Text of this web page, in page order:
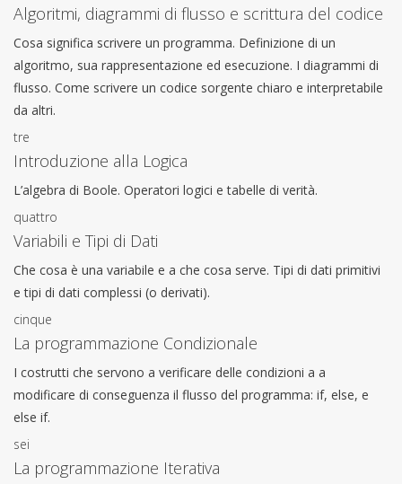
Algoritmi, diagrammi di flusso e scrittura del codice
Cosa significa scrivere un programma. Definizione di un
algoritmo, sua rappresentazione ed esecuzione. I diagrammi di
flusso. Come scrivere un codice sorgente chiaro e interpretabile
da altri.
tre
Introduzione alla Logica
L’algebra di Boole. Operatori logici e tabelle di verità.
quattro
Variabili e Tipi di Dati
Che cosa è una variabile e a che cosa serve. Tipi di dati primitivi
e tipi di dati complessi (o derivati).
cinque
La programmazione Condizionale
I costrutti che servono a verificare delle condizioni a a
modificare di conseguenza il flusso del programma: if, else, e
else if.
sei
La programmazione Iterativa